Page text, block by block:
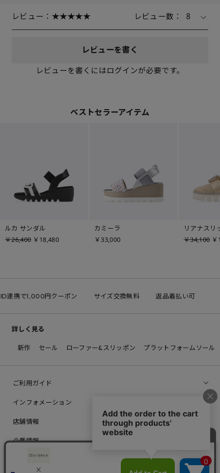
レビュー： レビュー数： 8
レビューを書く
レビューを書くにはログインが必要です。
ベストセラーアイテム
ルカ サンダル
￥26,400 ￥18,480
カミーラ
￥33,000
リアナスリ
￥34,100
連携で1,000円クーポン サイズ交換無料 返品着払い可
詳しく見る
新作 セール ローファー&スリッポン プラットフォームソール
ご利用ガイド
インフォメーション
店舗情報
企業情報